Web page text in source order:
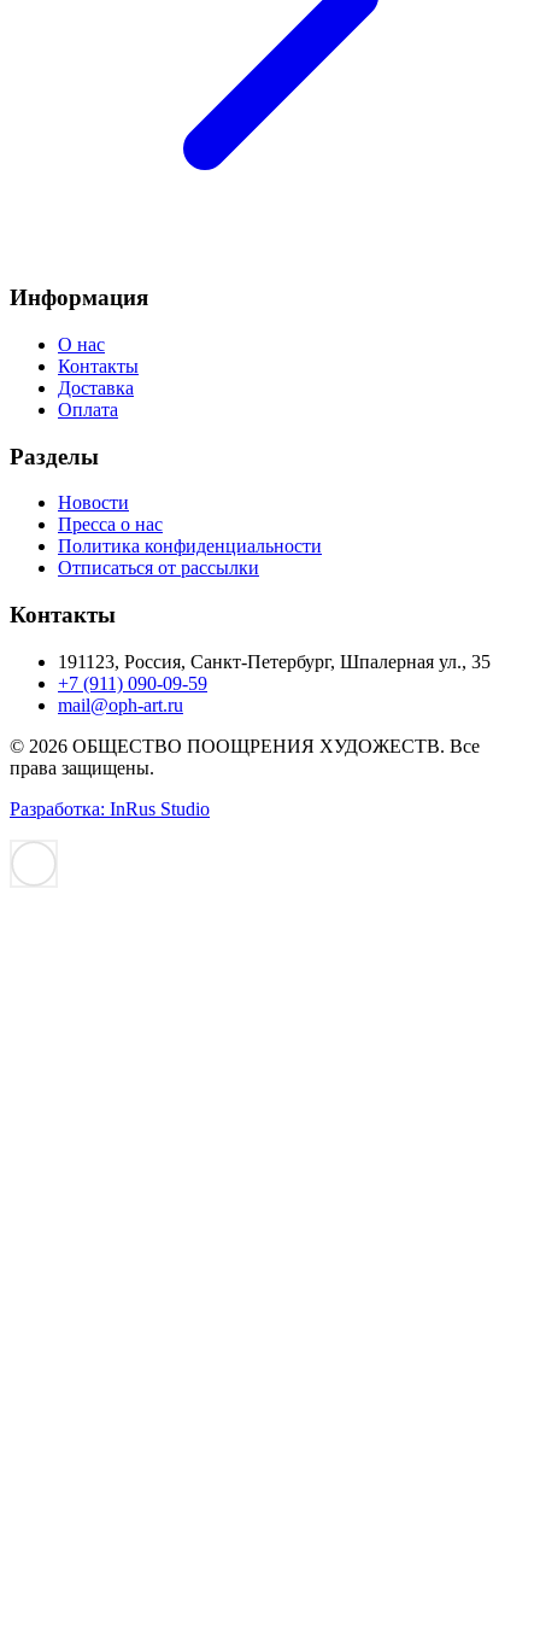
Информация
О нас
Контакты
Доставка
Оплата
Разделы
Новости
Пресса о нас
Политика конфиденциальности
Отписаться от рассылки
Контакты
191123, Россия, Санкт-Петербург, Шпалерная ул., 35
+7 (911) 090-09-59
mail@oph-art.ru
© 2026 ОБЩЕСТВО ПООЩРЕНИЯ ХУДОЖЕСТВ. Все
права защищены.
Разработка: InRus Studio